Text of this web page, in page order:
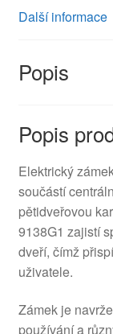
Další informace
Popis
Popis
Elektrický
součástí
pětidveřovou
9138G1 zajistí
dveří, čímž
uživatele.
Zámek je
používání a